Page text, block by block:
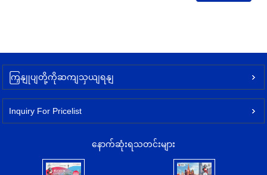
ကြှနျုပျတို့ကိုဆကျသှယျရနျ
Inquiry For Pricelist
နောက်ဆုံးရသတင်းများ